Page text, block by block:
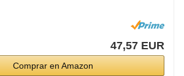
47,57 EUR
Comprar en Amazon